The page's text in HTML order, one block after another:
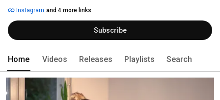
Suomen kansan valloittaneen Iltan tulevalta albumilta on julkaistu aiemmin
kolme singleä, joista “Yksin et koskaan sä mee” on noussut sekä Spotify-
että radiolistan top50:een ja “En mieti sua” radiolistan top50:een. Uuden
albumin myötä Ilta lähtee bändin ja jousitrion säestämänä
Instagram and 4 more links
Subscribe
Home Videos Releases Playlists Search